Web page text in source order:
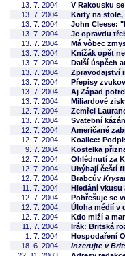
13. 7. 2004
V Rakousku
13. 7. 2004
Karty na stole,
13. 7. 2004
John Cleese:
13. 7. 2004
Je opravdu
13. 7. 2004
Má vôbec
13. 7. 2004
Knížák opět
13. 7. 2004
Další úspěch
13. 7. 2004
Zpravodajství
13. 7. 2004
Přepisy
13. 7. 2004
Aj Západ
13. 7. 2004
Miliardové
12. 7. 2004
Zemřel
13. 7. 2004
Svatební
12. 7. 2004
Američané
12. 7. 2004
Koalice:
9. 7. 2004
Kostelka
12. 7. 2004
Ohlédnutí za
12. 7. 2004
Uhýbají čeští
12. 7. 2004
Brabcův
11. 7. 2004
Hledání vkusu
12. 7. 2004
Pohřešuje se
12. 7. 2004
Úloha médií v
12. 7. 2004
Kdo mlží a
11. 7. 2004
Irák: Britská
1. 7. 2004
Hospodaření
18. 6. 2004
Inzerujte v